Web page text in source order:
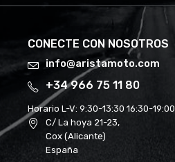
CONECTE CON NOSOTROS
info@aristamoto.com
+34 966 75 11 80
Horario L-V: 9:30-13:30 16:30-19:00
C/ La hoya 21-23,
Cox (Alicante)
España